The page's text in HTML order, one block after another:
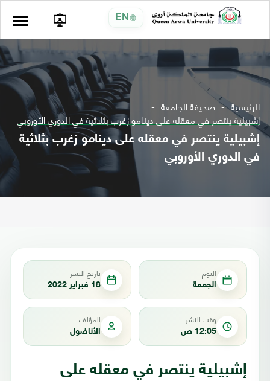
EN
الرئيسية صحيفة الجامعة
إشبيلية ينتصر في معقله على دينامو زغرب بثلاثية في الدوري الأوروبي
إشبيلية ينتصر في معقله على دينامو زغرب بثلاثية
في الدوري الأوروبي
اليوم
الجمعة
تاريخ النشر
18 فبراير 2022
وقت النشر
12:05 ص
المؤلف
الأناضول
إشبيلية ينتصر في معقله على